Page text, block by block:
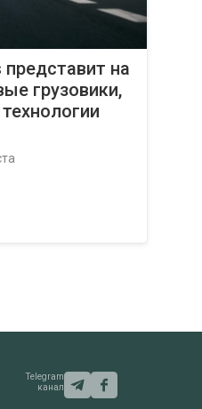
на
грузовики,
Telegram
канал